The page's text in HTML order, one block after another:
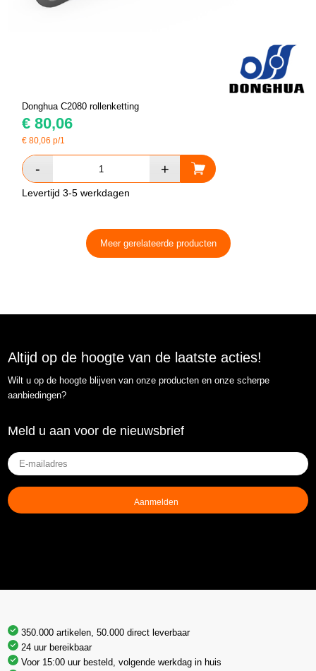
Donghua C2080 rollenketting
€ 80,06
€80,06 p/1
Levertijd 3-5 werkdagen
Meer gerelateerde producten
Altijd op de hoogte van de laatste acties!
Wilt u op de hoogte blijven van onze producten en onze scherpe
aanbiedingen?
Meld u aan voor de nieuwsbrief
E-
mailadres
(Vereist)
350.000 artikelen, 50.000 direct leverbaar
24 uur bereikbaar
Voor 15:00 uur besteld, volgende werkdag in huis